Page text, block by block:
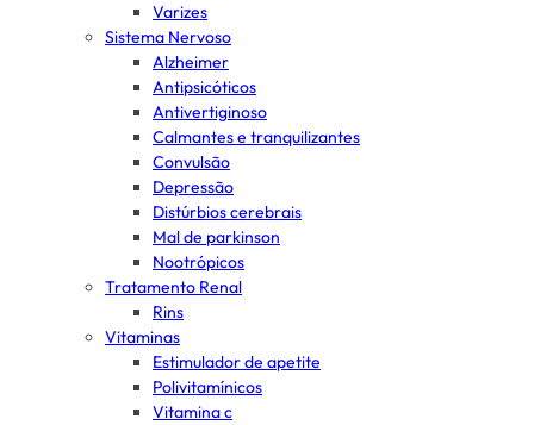
Varizes
Sistema Nervoso
Alzheimer
Antipsicóticos
Antivertiginoso
Calmantes e tranquilizantes
Convulsão
Depressão
Distúrbios cerebrais
Mal de parkinson
Nootrópicos
Tratamento Renal
Rins
Vitaminas
Estimulador de apetite
Polivitamínicos
Vitamina c